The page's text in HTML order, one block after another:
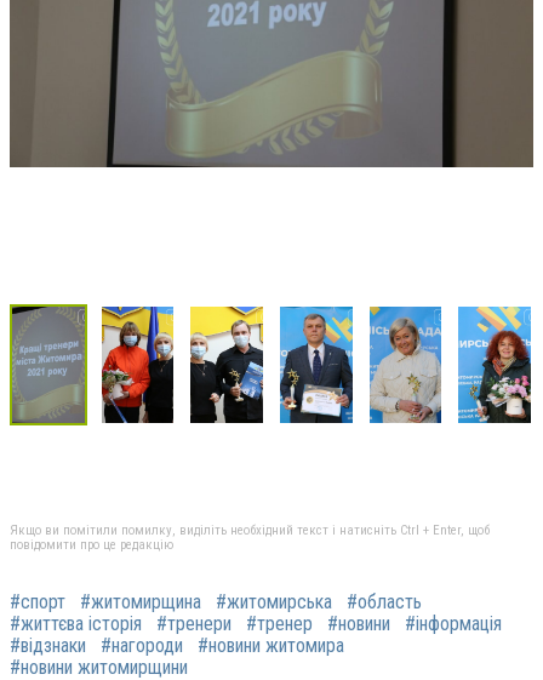
Якщо ви помітили помилку, виділіть необхідний текст і натисніть Ctrl + Enter, щоб
повідомити про це редакцію
#спорт #житомирщина #житомирська
#область
#життєва історія
#тренери #тренер #новини
#інформація
#відзнаки
#нагороди
#новини житомира
#новини житомирщини